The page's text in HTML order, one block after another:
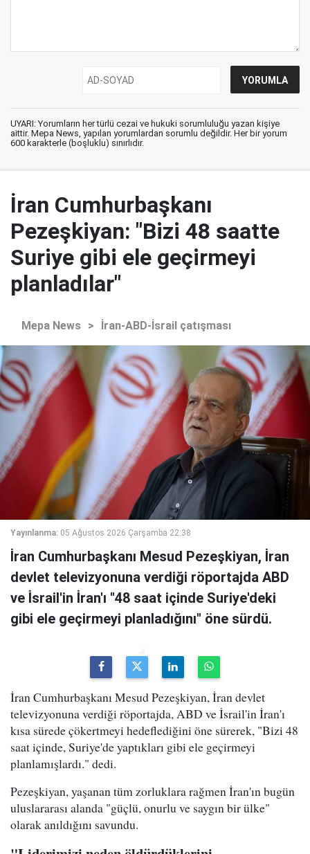
UYARI: Yorumların her türlü cezai ve hukuki sorumluluğu yazan kişiye
aittir. Mepa News, yapılan yorumlardan sorumlu değildir. Her bir yorum
600 karakterle (boşluklu) sınırlıdır.
İran Cumhurbaşkanı
Pezeşkiyan: "Bizi 48 saatte
Suriye gibi ele geçirmeyi
planladılar"
Mepa News > İran-ABD-İsrail çatışması
Yayınlanma: 05 Ağustos 2026 Çarşamba 22:38
İran Cumhurbaşkanı Mesud Pezeşkiyan, İran
devlet televizyonuna verdiği röportajda ABD
ve İsrail'in İran'ı "48 saat içinde Suriye'deki
gibi ele geçirmeyi planladığını" öne sürdü.
İran Cumhurbaşkanı Mesud Pezeşkiyan, İran devlet
televizyonuna verdiği röportajda, ABD ve İsrail'in İran'ı
kısa sürede çökertmeyi hedeflediğini öne sürerek, "Bizi 48
saat içinde, Suriye'de yaptıkları gibi ele geçirmeyi
planlamışlardı." dedi.
Pezeşkiyan, yaşanan tüm zorluklara rağmen İran'ın bugün
uluslararası alanda "güçlü, onurlu ve saygın bir ülke"
olarak anıldığını savundu.